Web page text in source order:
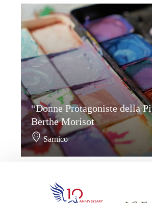
“Donne Protagoniste della
Berthe Morisot
Sarnico